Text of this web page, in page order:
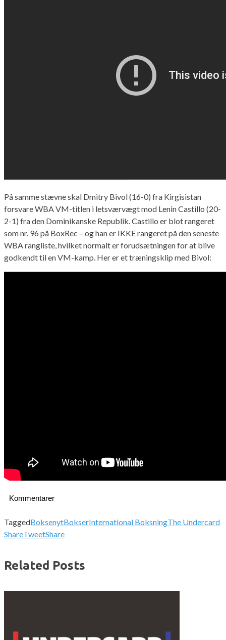
På samme stævne skal Dmitry Bivol (16-0) fra Kirgisistan
forsvare WBA VM-titlen i letsværvægt mod Lenin Castillo (20-
2-1) fra den Dominikanske Republik. Castillo er blot rangeret
som nr. 96 på BoxRec – og han er IKKE rangeret på den seneste
WBA rangliste, hvilket normalt er forudsætningen for at blive
godkendt til en VM-kamp. Her er et træningsklip med Bivol:
Kommentarer
TaggedBoksenytBokserInternational BoksningThe Undercard
ShareTweetShare
Related Posts